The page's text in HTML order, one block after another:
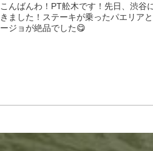
こんばんわ！PT舩木です！先日、渋谷
きました！ステーキが乗ったパエリア
ージョが絶品でした😋